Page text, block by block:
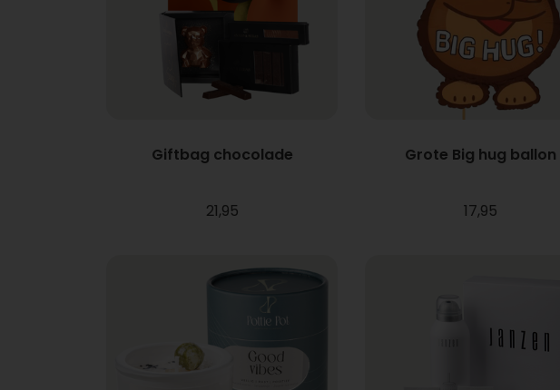
Giftbag chocolade
21,95
Grote Big hug ballon
17,95